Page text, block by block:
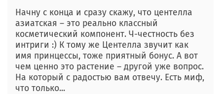
Начну с конца и сразу скажу, что центелла
азиатская – это реально классный
косметический компонент. Ч-честность без
интриги :) К тому же Центелла звучит как
имя принцессы, тоже приятный бонус. А вот
чем ценно это растение – другой уже вопрос.
На который с радостью вам отвечу. Есть миф,
что только...